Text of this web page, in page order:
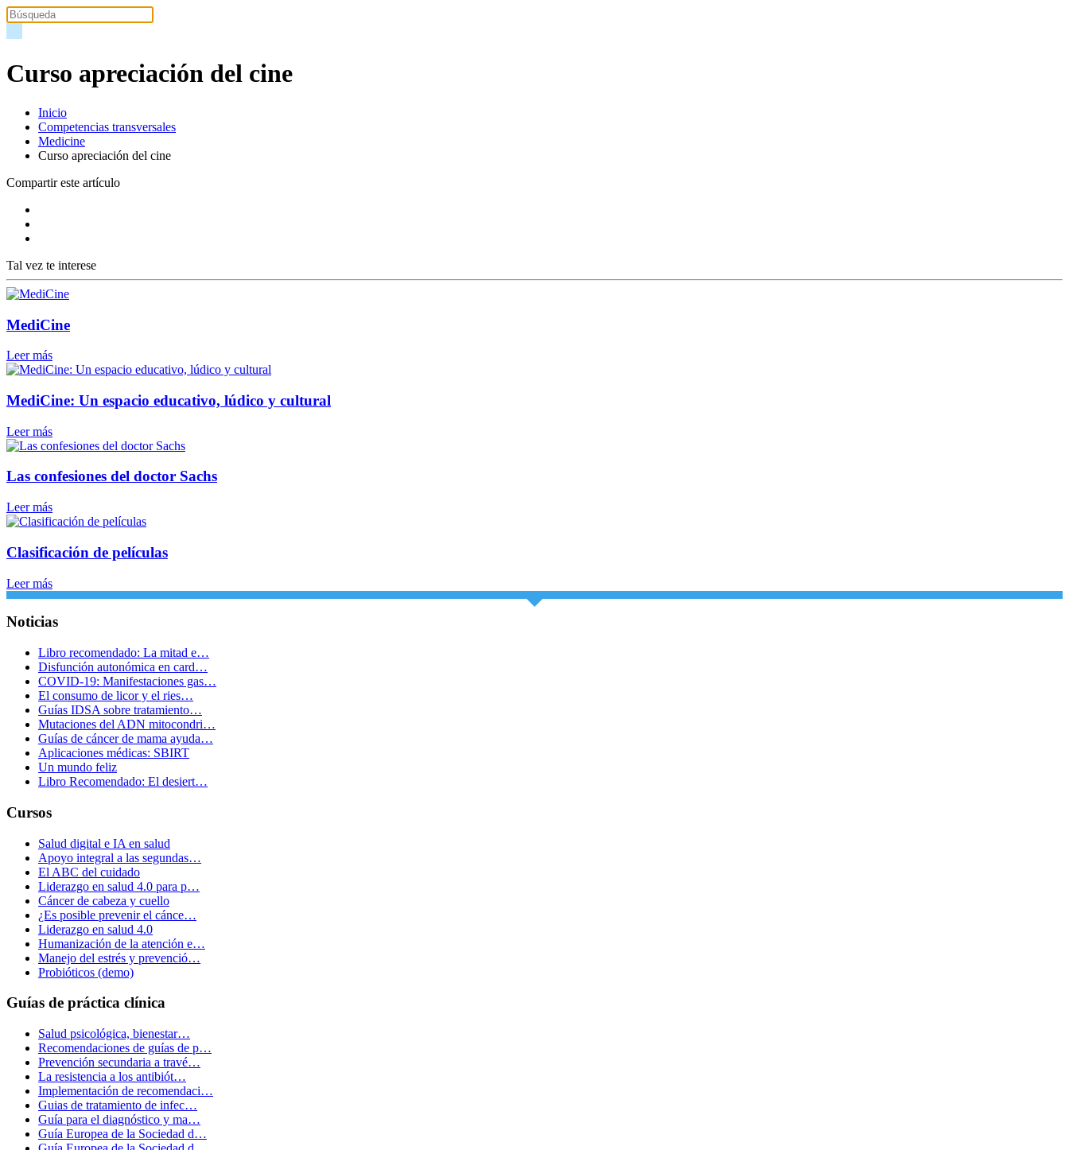
Curso apreciación del cine
Inicio
Competencias transversales
Medicine
Curso apreciación del cine
Compartir este artículo
Tal vez te interese
MediCine
Leer más
MediCine: Un espacio educativo, lúdico y cultural
Leer más
Las confesiones del doctor Sachs
Leer más
Clasificación de películas
Leer más
Noticias
Libro recomendado: La mitad e…
Disfunción autonómica en card…
COVID-19: Manifestaciones gas…
El consumo de licor y el ries…
Guías IDSA sobre tratamiento…
Mutaciones del ADN mitocondri…
Guías de cáncer de mama ayuda…
Aplicaciones médicas: SBIRT
Un mundo feliz
Libro Recomendado: El desiert…
Cursos
Salud digital e IA en salud
Apoyo integral a las segundas…
El ABC del cuidado
Liderazgo en salud 4.0 para p…
Cáncer de cabeza y cuello
¿Es posible prevenir el cánce…
Liderazgo en salud 4.0
Humanización de la atención e…
Manejo del estrés y prevenció…
Probióticos (demo)
Guías de práctica clínica
Salud psicológica, bienestar…
Recomendaciones de guías de p…
Prevención secundaria a travé…
La resistencia a los antibiót…
Implementación de recomendaci…
Guias de tratamiento de infec…
Guía para el diagnóstico y ma…
Guía Europea de la Sociedad d…